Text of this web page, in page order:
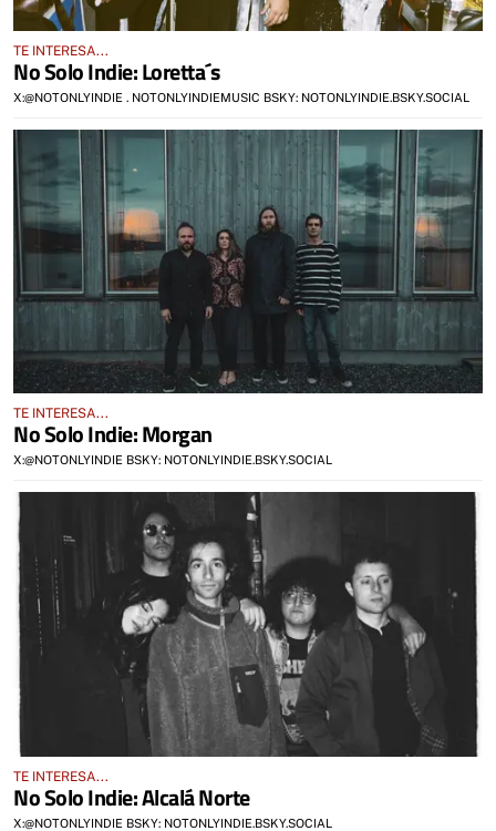
TE INTERESA...
No Solo Indie: Loretta´s
X:@NOTONLYINDIE . NOTONLYINDIEMUSIC BSKY: NOTONLYINDIE.BSKY.SOCIAL
TE INTERESA...
No Solo Indie: Morgan
X:@NOTONLYINDIE BSKY: NOTONLYINDIE.BSKY.SOCIAL
TE INTERESA...
No Solo Indie: Alcalá Norte
X:@NOTONLYINDIE BSKY: NOTONLYINDIE.BSKY.SOCIAL